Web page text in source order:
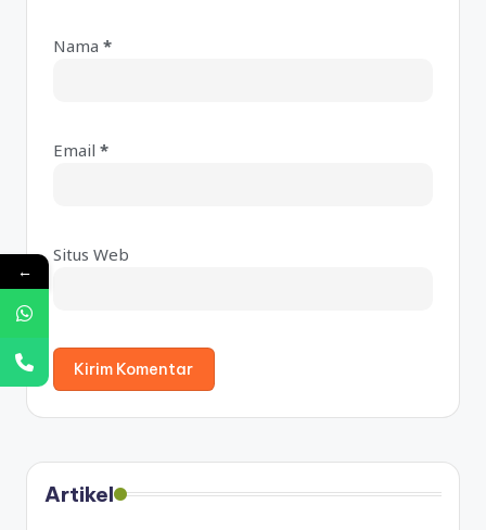
Nama *
Email *
Situs Web
r
v
Artikel
←